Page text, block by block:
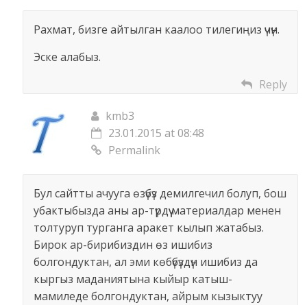
Рахмат, бизге айтылган каалоо тилегиңиз үчүн.
Эске алабыз.
Reply
kmb3
23.01.2015 at 08:48
Permalink
Бул сайтты ачууга өзүбүз демилгечил болуп, бош
убактыбызда аны ар-түрдүү материалдар менен
толтуруп турганга аракет кылып жатабыз.
Бирок ар-бирибиздин өз ишибиз
болгондуктан, ал эми көбүбүздүн ишибиз да
кыргыз маданиятына кыйыр катыш-
мамиледе болгондуктан, айрым кызыктуу